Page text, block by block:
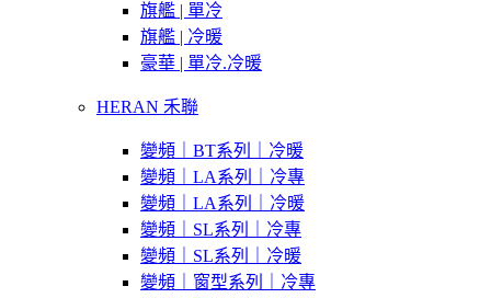
旗艦 | 單冷
旗艦 | 冷暖
豪華 | 單冷.冷暖
HERAN 禾聯
變頻｜BT系列｜冷暖
變頻｜LA系列｜冷專
變頻｜LA系列｜冷暖
變頻｜SL系列｜冷專
變頻｜SL系列｜冷暖
變頻｜窗型系列｜冷專